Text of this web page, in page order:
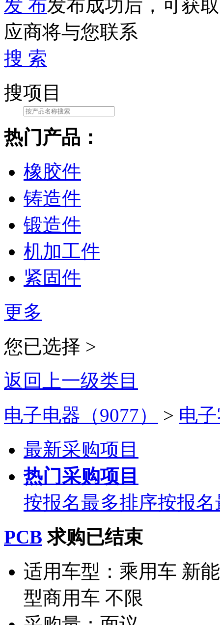
发 布发布成功后，可获
应商将与您联系
搜 索
搜项目
热门产品：
橡胶件
铸造件
锻造件
机加工件
紧固件
更多
您已选择 >
返回上一级类目
电子电器（9077）
> 电
最新采购项目
热门采购项目
按报名最多排序按报
PCB 求购已结束
适用车型： 乘用车 新
型商用车 不限